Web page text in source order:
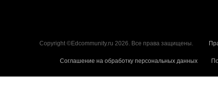
Copyright ©Edcommunity.ru 2026. Все права защищены.
Соглашение на обработку персональных данных